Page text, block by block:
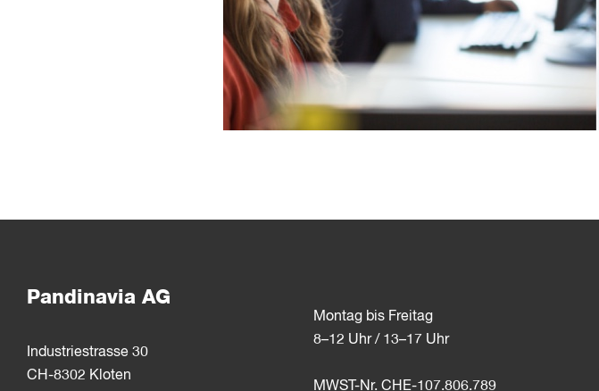
Pandinavia AG
Industriestrasse 30
CH-8302 Kloten
Montag bis Freitag
8–12 Uhr / 13–17 Uhr
MWST-Nr. CHE-107.806.789